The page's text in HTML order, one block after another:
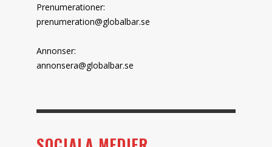
Prenumerationer:
prenumeration@globalbar.se
Annonser:
annonsera@globalbar.se